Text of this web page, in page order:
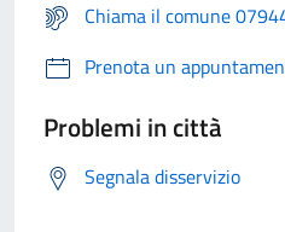
Chiama il comune
Prenota un
Problemi in città
Segnala disservizio